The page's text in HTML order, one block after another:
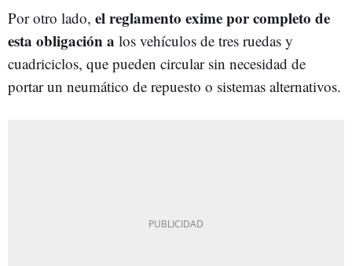
Por otro lado, el reglamento exime por completo de
esta obligación a los vehículos de tres ruedas y
cuadriciclos, que pueden circular sin necesidad de
portar un neumático de repuesto o sistemas alternativos.